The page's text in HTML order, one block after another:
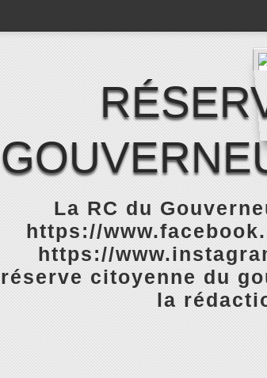
La RC du
https://
https://
réserve citoyenne du
la